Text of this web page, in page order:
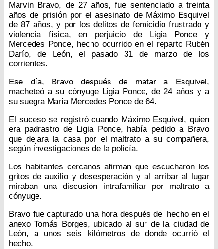
Marvin Bravo, de 27 años, fue sentenciado a treinta
años de prisión por el asesinato de Máximo Esquivel
de 87 años, y por los delitos de femicidio frustrado y
violencia física, en perjuicio de Ligia Ponce y
Mercedes Ponce, hecho ocurrido en el reparto Rubén
Darío, de León, el pasado 31 de marzo de los
corrientes.
Ese día, Bravo después de matar a Esquivel,
macheteó a su cónyuge Ligia Ponce, de 24 años y a
su suegra María Mercedes Ponce de 64.
El suceso se registró cuando Máximo Esquivel, quien
era padrastro de Ligia Ponce, había pedido a Bravo
que dejara la casa por el maltrato a su compañera,
según investigaciones de la policía.
Los habitantes cercanos afirman que escucharon los
gritos de auxilio y desesperación y al arribar al lugar
miraban una discusión intrafamiliar por maltrato a
cónyuge.
Bravo fue capturado una hora después del hecho en el
anexo Tomás Borges, ubicado al sur de la ciudad de
León, a unos seis kilómetros de donde ocurrió el
hecho.